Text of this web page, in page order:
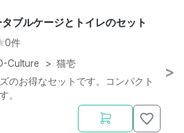
ブルケージとトイレのセット
0件
Culture > 猫壱
のお得なセットです。コンパクト
。